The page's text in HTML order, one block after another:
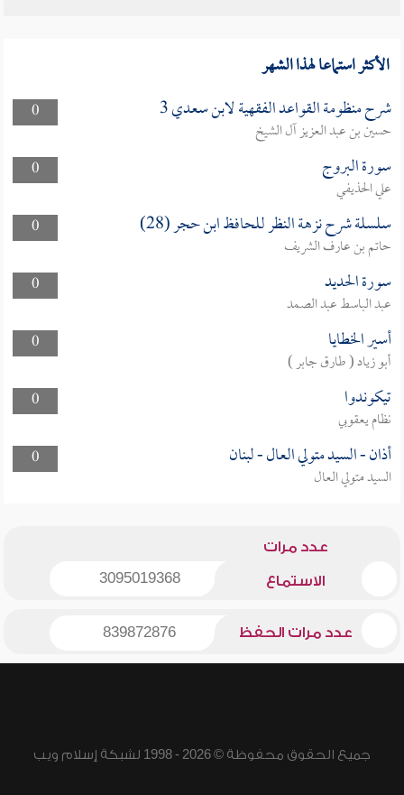
الأكثر استماعا لهذا الشهر
0 شرح منظومة القواعد الفقهية لابن سعدي 3
حسين بن عبد العزيز آل الشيخ
0
سورة البروج
علي الحذيفي
0
سلسلة شرح نزهة النظر للحافظ ابن حجر (28)
حاتم بن عارف الشريف
0
سورة الحديد
عبد الباسط عبد الصمد
0
أسير الخطايا
أبو زياد ( طارق جابر )
0
تيكوندوا
نظام يعقوبي
0
أذان - السيد متولي العال - لبنان
السيد متولي العال
عدد مرات
الاستماع 3095019368
عدد مرات الحفظ 839872876
جميع الحقوق محفوظة © 2026 - 1998 لشبكة إسلام ويب